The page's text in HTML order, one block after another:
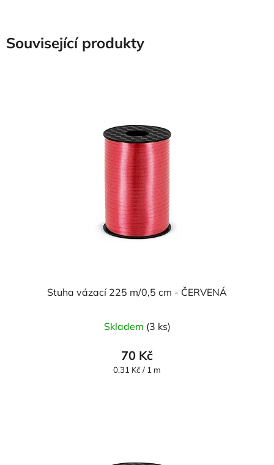
Související produkty
Stuha vázací 225 m/0,5 cm - ČERVENÁ
Skladem (3 ks)
70 Kč
Měrná
0,31 Kč / 1 m